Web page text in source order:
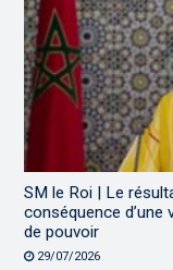
SM le Roi | Le
conséquence d’une
de pouvoir
29/07/2026